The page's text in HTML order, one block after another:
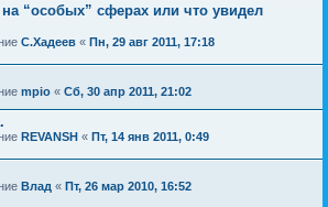
“особых” сферах или что увидел
С.Хадеев « Пн, 29 авг 2011, 17:18
mpio « Сб, 30 апр 2011, 21:02
REVANSH « Пт, 14 янв 2011, 0:49
Влад « Пт, 26 мар 2010, 16:52